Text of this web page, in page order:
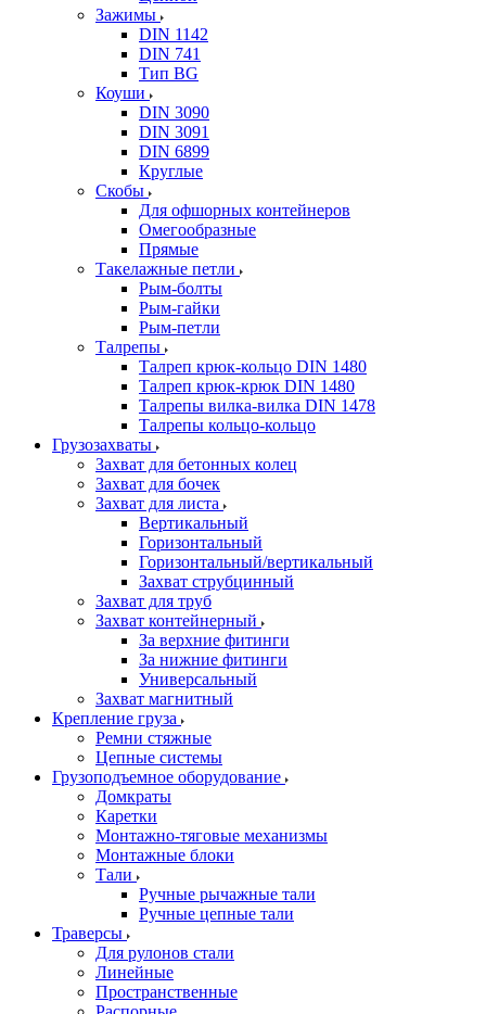
Зажимы
DIN 1142
DIN 741
Тип BG
Коуши
DIN 3090
DIN 3091
DIN 6899
Круглые
Скобы
Для офшорных контейнеров
Омегообразные
Прямые
Такелажные петли
Рым-болты
Рым-гайки
Рым-петли
Талрепы
Талреп крюк-кольцо DIN 1480
Талреп крюк-крюк DIN 1480
Талрепы вилка-вилка DIN 1478
Талрепы кольцо-кольцо
Грузозахваты
Захват для бетонных колец
Захват для бочек
Захват для листа
Вертикальный
Горизонтальный
Горизонтальный/вертикальный
Захват струбцинный
Захват для труб
Захват контейнерный
За верхние фитинги
За нижние фитинги
Универсальный
Захват магнитный
Крепление груза
Ремни стяжные
Цепные системы
Грузоподъемное оборудование
Домкраты
Каретки
Монтажно-тяговые механизмы
Монтажные блоки
Тали
Ручные рычажные тали
Ручные цепные тали
Траверсы
Для рулонов стали
Линейные
Пространственные